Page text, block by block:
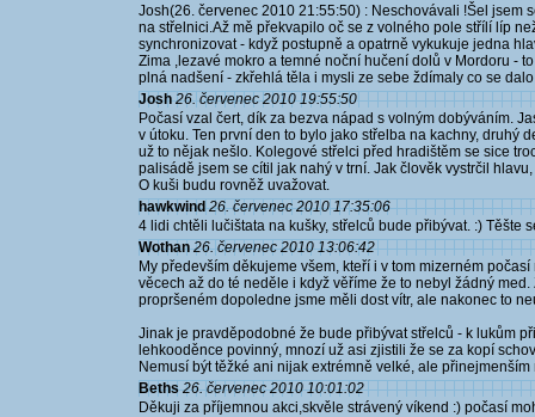
Josh(26. červenec 2010 21:55:50) : Neschovávali !Šel jsem
na střelnici.Až mě překvapilo oč se z volného pole střílí líp
synchronizovat - když postupně a opatrně vykukuje jedna
Zima ,lezavé mokro a temné noční hučení dolů v Mordoru -
plná nadšení - zkřehlá těla i mysli ze sebe ždímaly co se
Josh 26. červenec 2010 19:55:50
Počasí vzal čert, dík za bezva nápad s volným dobýváním.
v útoku. Ten první den to bylo jako střelba na kachny, druhý
už to nějak nešlo. Kolegové střelci před hradištěm se sice
palisádě jsem se cítil jak nahý v trní. Jak člověk vystrčil
O kuši budu rovněž uvažovat.
hawkwind 26. červenec 2010 17:35:06
4 lidi chtěli lučištata na kušky, střelců bude přibývat. :) Těšte
Wothan 26. červenec 2010 13:06:42
My především děkujeme všem, kteří i v tom mizerném
věcech až do té neděle i když věříme že to nebyl žádný
propršeném dopoledne jsme měli dost vítr, ale nakonec to
Jinak je pravděpodobné že bude přibývat střelců - k lukům
lehkooděnce povinný, mnozí už asi zjistili že se za kopí
Nemusí být těžké ani nijak extrémně velké, ale
Beths 26. červenec 2010 10:01:02
Děkuji za příjemnou akci,skvěle strávený víkend :) počasí